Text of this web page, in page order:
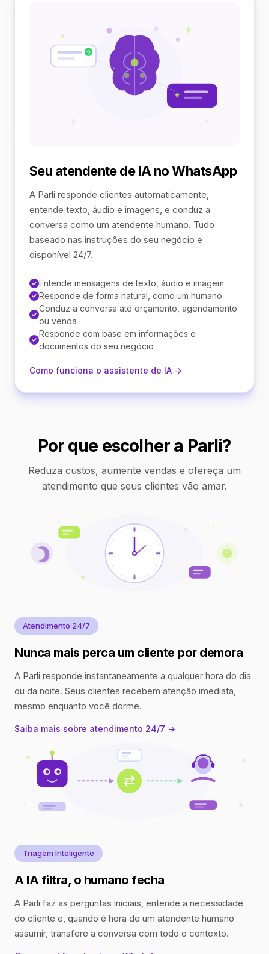
Seu atendente de IA no WhatsApp
A Parli responde clientes automaticamente,
entende texto, áudio e imagens, e conduz a
conversa como um atendente humano. Tudo
baseado nas instruções do seu negócio e
disponível 24/7.
Entende mensagens de texto, áudio e imagem
Responde de forma natural, como um humano
Conduz a conversa até orçamento, agendamento
ou venda
Responde com base em informações e
documentos do seu negócio
Como funciona o assistente de IA →
Por que escolher a Parli?
Reduza custos, aumente vendas e ofereça um
atendimento que seus clientes vão amar.
Atendimento 24/7
Nunca mais perca um cliente por demora
A Parli responde instantaneamente a qualquer hora do dia
ou da noite. Seus clientes recebem atenção imediata,
mesmo enquanto você dorme.
Saiba mais sobre atendimento 24/7 →
Triagem Inteligente
A IA filtra, o humano fecha
A Parli faz as perguntas iniciais, entende a necessidade
do cliente e, quando é hora de um atendente humano
assumir, transfere a conversa com todo o contexto.